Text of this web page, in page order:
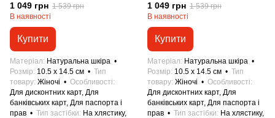
1 049 грн 1 539 грн
В наявності
Купити
Матеріал
Натуральна шкіра
Розмір 10.5 x 14.5 см
Тип
товару Жіночі
Особливості
Для дисконтних карт, Для
банківських карт, Для паспорта і
прав
Тип застібки
На хлястику,
1 049 грн 1 539 грн
В наявності
Купити
Матеріал
Натуральна шкіра
Розмір 10.5 x 14.5 см
Тип
товару Жіночі
Особливості
Для дисконтних карт, Для
банківських карт, Для паспорта і
прав
Тип застібки
На хлястику,